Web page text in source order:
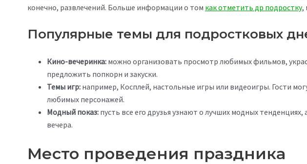
конечно, развлечений. Больше информации о том как отметить др подростку,
Популярные темы для подростковых
Кино-вечеринка: можно организовать просмотр любимых фильмов,
предложить попкорн и закуски.
Темы игр: например, Косплей, настольные игры или видеоигры. Гости
любимых персонажей.
Модный показ: пусть все его друзья узнают о лучших модных
вечера.
Место проведения праздника